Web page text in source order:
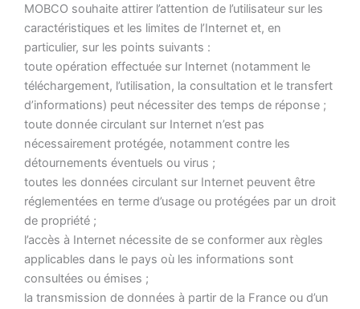
MOBCO souhaite attirer l’attention de l’utilisateur sur les
caractéristiques et les limites de l’Internet et, en
particulier, sur les points suivants :
toute opération effectuée sur Internet (notamment le
téléchargement, l’utilisation, la consultation et le transfert
d’informations) peut nécessiter des temps de réponse ;
toute donnée circulant sur Internet n’est pas
nécessairement protégée, notamment contre les
détournements éventuels ou virus ;
toutes les données circulant sur Internet peuvent être
réglementées en terme d’usage ou protégées par un droit
de propriété ;
l’accès à Internet nécessite de se conformer aux règles
applicables dans le pays où les informations sont
consultées ou émises ;
la transmission de données à partir de la France ou d’un